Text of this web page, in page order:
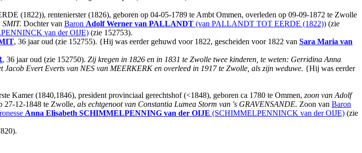
(1822)), rentenierster (1826), geboren op 04-05-1789 te Ambt Ommen, overleden op 09-09-1872 te Zwolle
SMIT. Dochter van Baron Adolf Werner van PALLANDT (van PALLANDT TOT EERDE (1822)) (zie
van der OIJE) (zie 152753).
, 36 jaar oud (zie 152755). {Hij was eerder gehuwd voor 1822, gescheiden voor 1822 van Sara Maria van
, 36 jaar oud (zie 152750). Zij kregen in 1826 en in 1831 te Zwolle twee kinderen, te weten: Gerridina Anna
Evert Everts van NES van MEERKERK en overleed in 1917 te Zwolle, als zijn weduwe. {Hij was eerder
Kamer (1840,1846), president provinciaal gerechtshof (<1848), geboren ca 1780 te Ommen, zoon van Adolf
27-12-1848 te Zwolle, als echtgenoot van Constantia Lumea Storm van 's GRAVENSANDE. Zoon van Baron
Anna Elisabeth SCHIMMELPENNING van der OIJE (SCHIMMELPENNINCK van der OIJE) (zie